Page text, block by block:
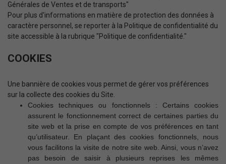
Générales de Ventes et de transports"
Pour plus d'informations en matière de protection des données à
caractère personnel, se reporter à la Politique de confidentialité du
site accessible à la rubrique "Politique de confidentialité."
COOKIES
Une bannière de cookies vous permet de gérer vos préférences
sur la collecte des cookies du Site.
Cookies techniques ou fonctionnels : Certains cookies
assurent le fonctionnement correct de certaines parties du
site web et la prise en compte de vos préférences en tant
qu’utilisateur. En plaçant des cookies fonctionnels, nous
vous facilitons la visite de notre site web. Ainsi, vous n’avez
pas besoin de saisir à plusieurs reprises les mêmes